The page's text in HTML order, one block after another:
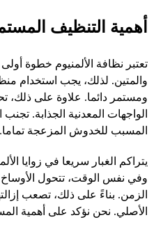
أهمية التنظيف
تعتبر نظافة الألمنيوم خطوة
والمتين. لذلك، يجب استخدام
ومستمر دائما. علاوة على ذلك،
الواجهات المعدنية الجذابة.
المسبب للخدوش المزعجة تماما.
يتراكم الغبار سريعا في زوايا
وفي نفس الوقت، تتحول الأوساخ
الزمن. بناءً على ذلك، تصعب
الأصلي. نحن نؤكد على أهمية